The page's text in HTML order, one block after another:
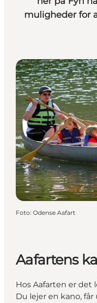
muligheder for
Foto: Odense Aafart
Aafartens
Hos Aafarten er det
Du lejer en kano,